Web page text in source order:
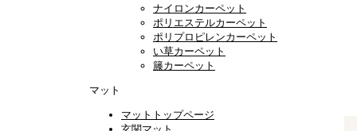
ナイロンカーペット
ポリエステルカーペット
ポリプロピレンカーペット
い草カーペット
籐カーペット
マット
マットトップページ
玄関マット